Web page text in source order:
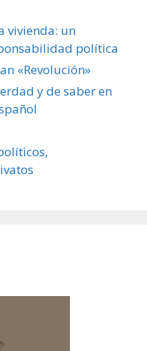
vivienda: un
política
«Revolución»
y de saber en